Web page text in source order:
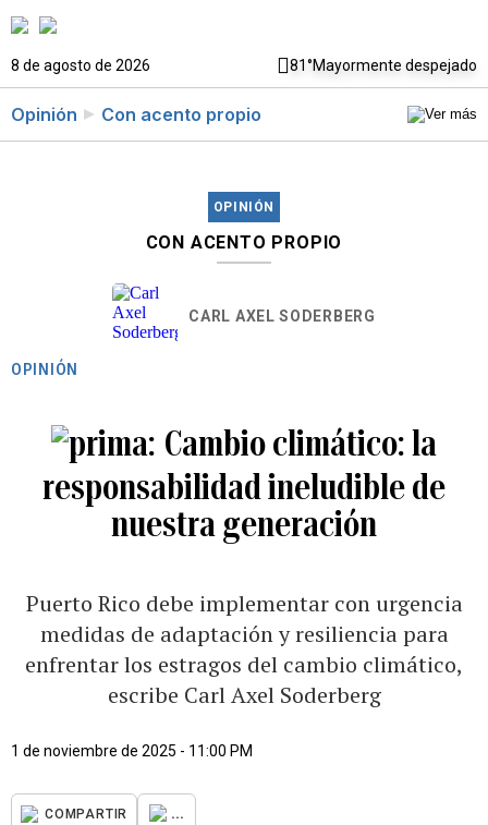
8 de agosto de 2026 81°Mayormente despejado
Opinión Con acento propio
OPINIÓN
CON ACENTO PROPIO
CARL AXEL SODERBERG
OPINIÓN
Cambio climático: la
responsabilidad ineludible de
nuestra generación
Puerto Rico debe implementar con urgencia
medidas de adaptación y resiliencia para
enfrentar los estragos del cambio climático,
escribe Carl Axel Soderberg
1 de noviembre de 2025 - 11:00 PM
COMPARTIR ...